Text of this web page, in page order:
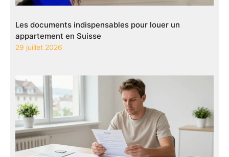
Les documents indispensables pour louer un
appartement en Suisse
29 juillet 2026